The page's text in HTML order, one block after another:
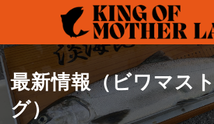
ン
ツ
へ
ス
ー
シ
ョ
ン最新情報（ビワマス
グ）